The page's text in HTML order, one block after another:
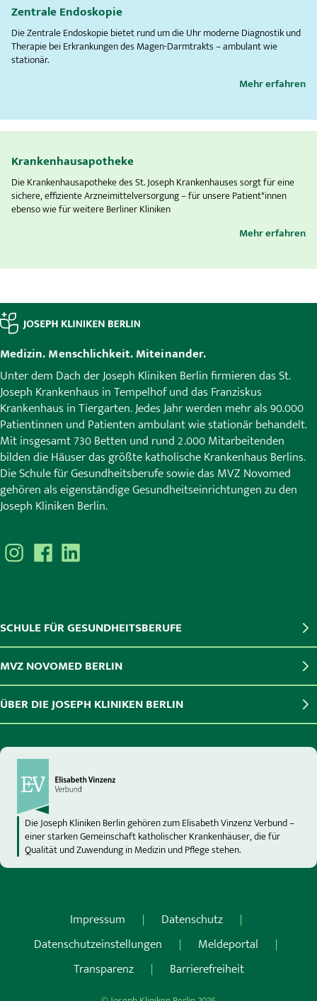
Zentrale Endoskopie
Die Zentrale Endoskopie bietet rund um die Uhr moderne Diagnostik und
Therapie bei Erkrankungen des Magen-Darmtrakts – ambulant wie
stationär.
Mehr erfahren
Krankenhausapotheke
Die Krankenhausapotheke des St. Joseph Krankenhauses sorgt für eine
sichere, effiziente Arzneimittelversorgung – für unsere Patient*innen
ebenso wie für weitere Berliner Kliniken
Mehr erfahren
Medizin. Menschlichkeit. Miteinander.
Unter dem Dach der Joseph Kliniken Berlin firmieren das St.
Joseph Krankenhaus in Tempelhof und das Franziskus
Krankenhaus in Tiergarten. Jedes Jahr werden mehr als 90.000
Patientinnen und Patienten ambulant wie stationär behandelt.
Mit insgesamt 730 Betten und rund 2.000 Mitarbeitenden
bilden die Häuser das größte katholische Krankenhaus Berlins.
Die Schule für Gesundheitsberufe sowie das MVZ Novomed
gehören als eigenständige Gesundheitseinrichtungen zu den
Joseph Kliniken Berlin.
SCHULE FÜR GESUNDHEITSBERUFE
MVZ NOVOMED BERLIN
ÜBER DIE JOSEPH KLINIKEN BERLIN
Die Joseph Kliniken Berlin gehören zum Elisabeth Vinzenz Verbund –
einer starken Gemeinschaft katholischer Krankenhäuser, die für
Qualität und Zuwendung in Medizin und Pflege stehen.
Impressum
Datenschutz
Datenschutzeinstellungen
Meldeportal
Transparenz
Barrierefreiheit